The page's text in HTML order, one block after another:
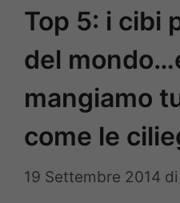
Top 5: i cibi
del
mangiamo
come le
19 Settembre 2014 di